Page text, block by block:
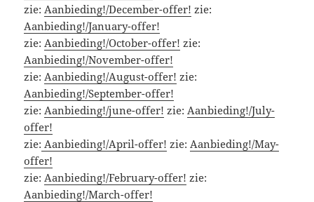
zie: Aanbieding!/December-offer! zie:
Aanbieding!/January-offer!
zie: Aanbieding!/October-offer! zie:
Aanbieding!/November-offer!
zie: Aanbieding!/August-offer! zie:
Aanbieding!/September-offer!
zie: Aanbieding!/june-offer! zie: Aanbieding!/July-
offer!
zie: Aanbieding!/April-offer! zie: Aanbieding!/May-
offer!
zie: Aanbieding!/February-offer! zie:
Aanbieding!/March-offer!